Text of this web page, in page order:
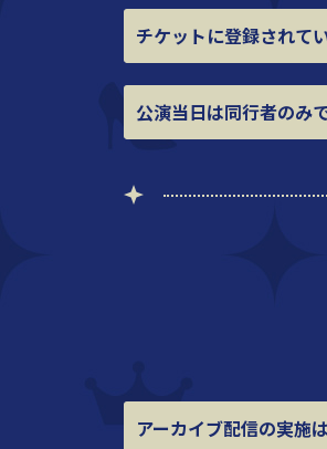
チケットに登録されて
公演当日は同行者のみ
アーカイブ配信の実施